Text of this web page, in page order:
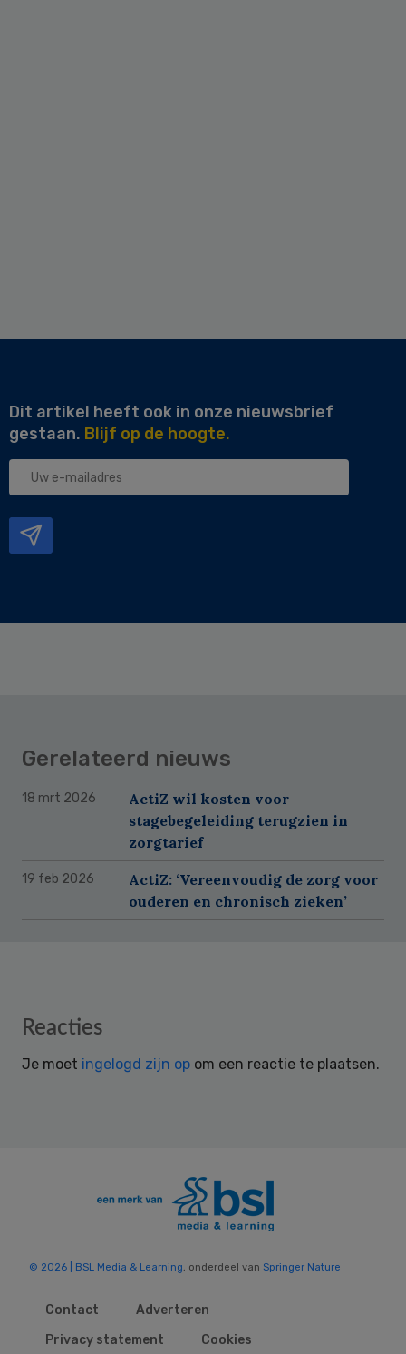
Dit artikel heeft ook in onze nieuwsbrief
gestaan. Blijf op de hoogte.
Uw
Gerelateerd nieuws
18 mrt 2026
ActiZ wil kosten voor
stagebegeleiding terugzien in
zorgtarief
19 feb 2026
ActiZ: ‘Vereenvoudig de zorg voor
ouderen en chronisch zieken’
Reader
Reacties
Je moet ingelogd zijn op om een reactie te plaatsen.
© 2026 | BSL Media & Learning, onderdeel van Springer Nature
Contact
Adverteren
Privacy statement
Cookies